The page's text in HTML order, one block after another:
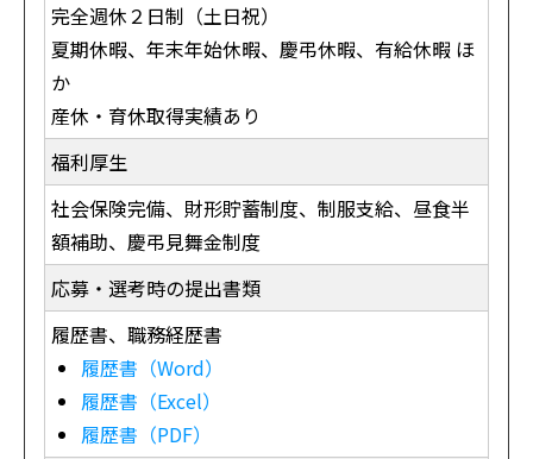
完全週休２日制（土日祝）
夏期休暇、年末年始休暇、慶弔休暇、有給休暇 ほ
か
産休・育休取得実績あり
福利厚生
社会保険完備、財形貯蓄制度、制服支給、昼食半
額補助、慶弔見舞金制度
応募・選考時の提出書類
履歴書、職務経歴書
履歴書（Word）
履歴書（Excel）
履歴書（PDF）